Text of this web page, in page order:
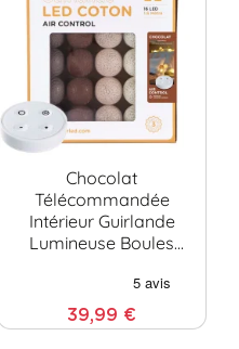
Chocolat
Télécommandée
Intérieur Guirlande
Lumineuse Boules
39,99 €